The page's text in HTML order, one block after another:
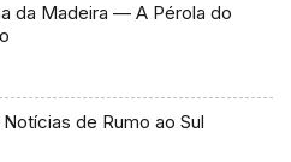
da Madeira — A Pérola do
de Rumo ao Sul